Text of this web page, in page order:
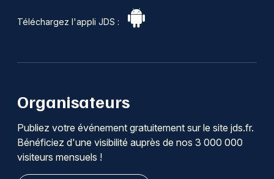
Téléchargez l'appli JDS :
Organisateurs
Publiez votre événement gratuitement sur le site jds.fr.
Bénéficiez d'une visibilité auprès de nos 3 000 000
visiteurs mensuels !